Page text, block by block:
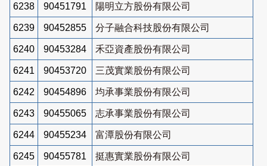
6238 90451791 陽明立方股份有限公司
6239 90452855 分子融合科技股份有限公司
6240 90453284 禾亞資產股份有限公司
6241 90453720 三茂實業股份有限公司
6242 90454896 均承事業股份有限公司
6243 90455065 志承事業股份有限公司
6244 90455234 富潭股份有限公司
6245 90455781 挺惠實業股份有限公司